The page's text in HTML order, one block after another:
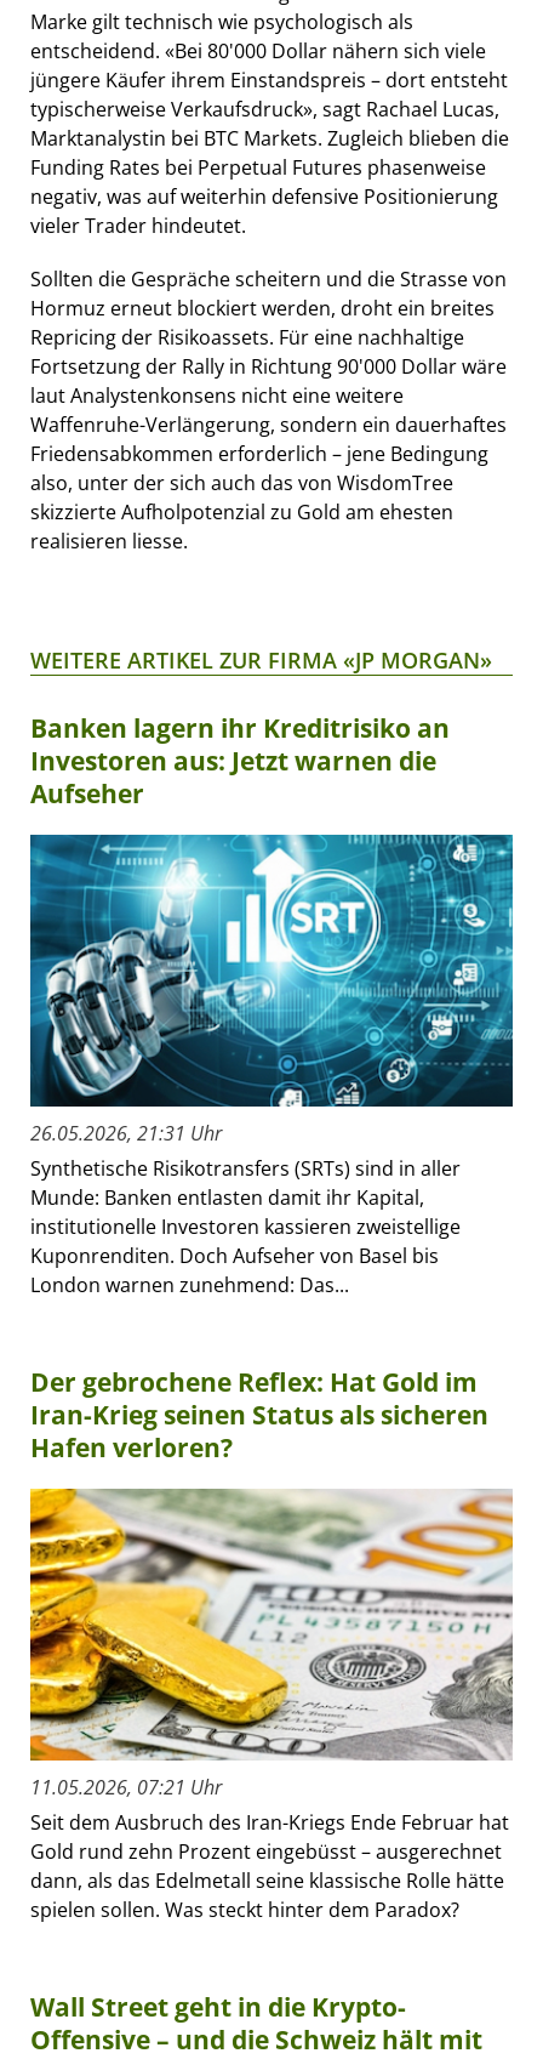
Marke gilt technisch wie psychologisch als
entscheidend. «Bei 80'000 Dollar nähern sich viele
jüngere Käufer ihrem Einstandspreis – dort entsteht
typischerweise Verkaufsdruck», sagt Rachael Lucas,
Marktanalystin bei BTC Markets. Zugleich blieben die
Funding Rates bei Perpetual Futures phasenweise
negativ, was auf weiterhin defensive Positionierung
vieler Trader hindeutet.
Sollten die Gespräche scheitern und die Strasse von
Hormuz erneut blockiert werden, droht ein breites
Repricing der Risikoassets. Für eine nachhaltige
Fortsetzung der Rally in Richtung 90'000 Dollar wäre
laut Analystenkonsens nicht eine weitere
Waffenruhe-Verlängerung, sondern ein dauerhaftes
Friedensabkommen erforderlich – jene Bedingung
also, unter der sich auch das von WisdomTree
skizzierte Aufholpotenzial zu Gold am ehesten
realisieren liesse.
WEITERE ARTIKEL ZUR FIRMA «JP MORGAN»
Banken lagern ihr Kreditrisiko an
Investoren aus: Jetzt warnen die
Aufseher
26.05.2026, 21:31 Uhr
Synthetische Risikotransfers (SRTs) sind in aller
Munde: Banken entlasten damit ihr Kapital,
institutionelle Investoren kassieren zweistellige
Kuponrenditen. Doch Aufseher von Basel bis
London warnen zunehmend: Das...
Der gebrochene Reflex: Hat Gold im
Iran-Krieg seinen Status als sicheren
Hafen verloren?
11.05.2026, 07:21 Uhr
Seit dem Ausbruch des Iran-Kriegs Ende Februar hat
Gold rund zehn Prozent eingebüsst – ausgerechnet
dann, als das Edelmetall seine klassische Rolle hätte
spielen sollen. Was steckt hinter dem Paradox?
Wall Street geht in die Krypto-
Offensive – und die Schweiz hält mit